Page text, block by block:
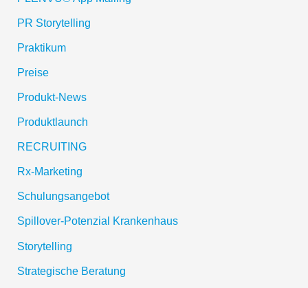
PR Storytelling
Praktikum
Preise
Produkt-News
Produktlaunch
RECRUITING
Rx-Marketing
Schulungsangebot
Spillover-Potenzial Krankenhaus
Storytelling
Strategische Beratung